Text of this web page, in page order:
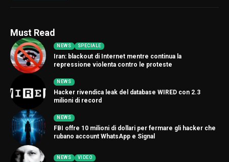
Must Read
NEWS SPECIALE
Iran: blackout di Internet mentre continua la
repressione violenta contro le proteste
NEWS
Hacker rivendica leak del database WIRED con 2.3
milioni di record
NEWS
FBI offre 10 milioni di dollari per fermare gli hacker che
rubano account WhatsApp e Signal
NEWS VIDEO